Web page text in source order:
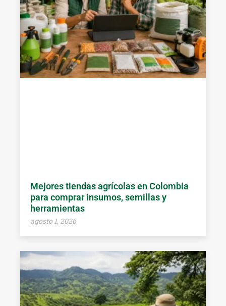
Mejores tiendas agrícolas en Colombia
para comprar insumos, semillas y
herramientas
agosto 1, 2026